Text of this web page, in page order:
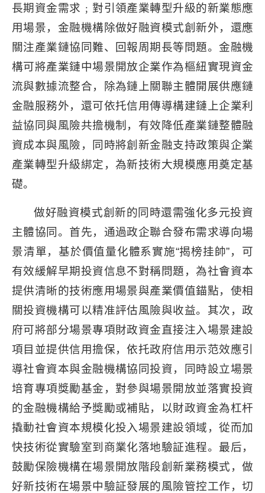
長期資金需求﹔對引領產業轉型升級的新業態應
用場景，金融機構除做好融資模式創新外，還應
關注產業鏈協同難、回報周期長等問題。金融機
構可將產業鏈中場景開放企業作為樞紐實現資金
流與數據流整合，除為鏈上關聯主體開展供應鏈
金融服務外，還可依托信用傳導構建鏈上企業利
益協同與風險共擔機制，有效降低產業鏈整體融
資成本與風險，同時將創新金融支持政策與企業
產業轉型升級綁定，為新技術大規模應用奠定基
礎。
做好融資模式創新的同時還需強化多元投資
主體協同。首先，通過政企聯合發布需求導向場
景清單，基於價值量化體系實施“揭榜挂帥”，可
有效緩解早期投資信息不對稱問題，為社會資本
提供清晰的技術應用場景與產業價值錨點，使相
關投資機構可以精准評估風險與收益。其次，政
府可將部分場景專項財政資金直接注入場景建設
項目並提供信用擔保，依托政府信用示范效應引
導社會資本與金融機構協同投資，同時設立場景
培育專項獎勵基金，對參與場景開放並落實投資
的金融機構給予獎勵或補貼，以財政資金為杠杆
撬動社會資本規模化投入場景建設領域，從而加
快技術從實驗室到商業化落地驗証進程。最后，
鼓勵保險機構在場景開放階段創新業務模式，做
好新技術在場景中驗証發展的風險管控工作，切